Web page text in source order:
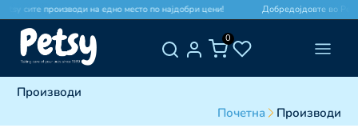
сите производи на едно место по најдобри цени! Добредојдовте во
0
Производи
Почетна
Производи